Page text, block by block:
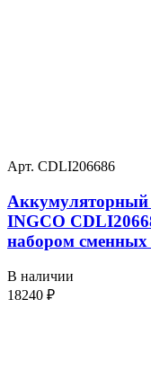
Арт. CDLI206686
Аккумуляторный
INGCO
набором сменных
В наличии
18240 ₽